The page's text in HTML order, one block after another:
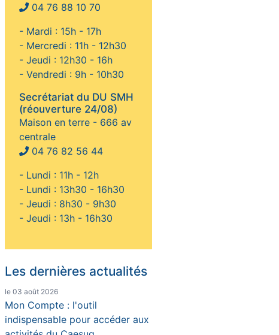
04 76 88 10 70
- Mardi : 15h - 17h
- Mercredi : 11h - 12h30
- Jeudi : 12h30 - 16h
- Vendredi : 9h - 10h30
Secrétariat du DU SMH
(réouverture 24/08)
Maison en terre - 666 av
centrale
04 76 82 56 44
- Lundi : 11h - 12h
- Lundi : 13h30 - 16h30
- Jeudi : 8h30 - 9h30
- Jeudi : 13h - 16h30
Les dernières actualités
le 03 août 2026
Mon Compte : l'outil
indispensable pour accéder aux